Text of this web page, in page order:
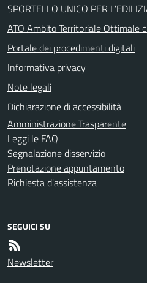
SPORTELLO UNICO PER
ATO Ambito Territoriale
Portale dei procedimenti digitali
Informativa privacy
Note legali
Dichiarazione di accessibilità
Amministrazione Trasparente
Leggi le FAQ
Segnalazione disservizio
Prenotazione appuntamento
Richiesta d'assistenza
SEGUICI SU
Newsletter